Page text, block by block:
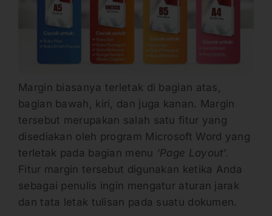
Margin biasanya terletak di bagian atas,
bagian bawah, kiri, dan juga kanan. Margin
tersebut merupakan salah satu fitur yang
disediakan oleh program Microsoft Word yang
terletak pada bagian menu ‘Page Layout’.
Fitur margin tersebut digunakan ketika Anda
sebagai penulis ingin mengatur aturan jarak
dan tata letak tulisan pada suatu dokumen.